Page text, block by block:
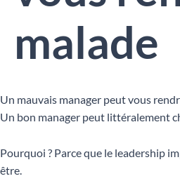
malade
Un mauvais manager peut vous
Un bon manager peut littéralement
Pourquoi ? Parce que le leadership
être.